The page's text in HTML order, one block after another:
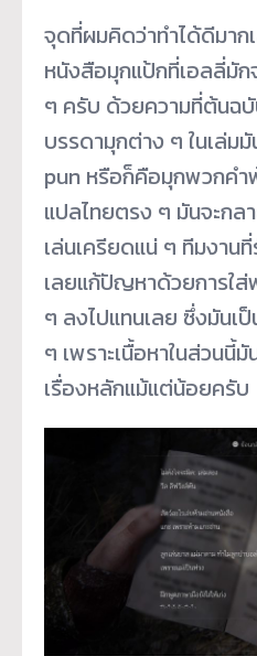
จุดที่ผมคิดว่าทำได้ดีมาก
หนังสือมุกแป้กที่เอลลี่มัก
ๆ ครับ ด้วยความที่ต้นฉ
บรรดามุกต่าง ๆ ในเล่ม
pun หรือก็คือมุกพวกคำ
แปลไทยตรง ๆ มันจะกล
เล่นเครียดแน่ ๆ ทีมงา
เลยแก้ปัญหาด้วยการใ
ๆ ลงไปแทนเลย ซึ่งมันเ
ๆ เพราะเนื้อหาในส่วนนี้มั
เรื่องหลักแม้แต่น้อยครับ